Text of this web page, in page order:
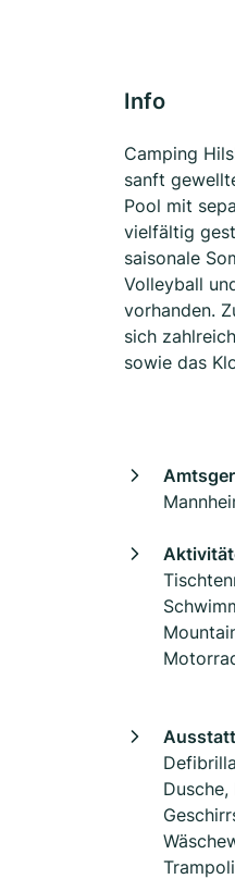
Info
Camping
sanft
Pool mit
vielfältig
saisonale
Volleyball
vorhanden.
sich
sowie das